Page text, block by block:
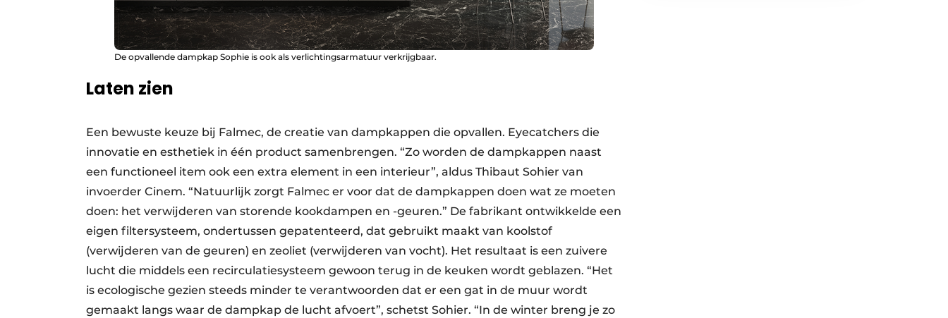
De opvallende dampkap Sophie is ook als verlichtingsarmatuur verkrijgbaar.
Laten zien
Een bewuste keuze bij Falmec, de creatie van dampkappen die opvallen. Eyecatchers die
innovatie en esthetiek in één product samenbrengen. “Zo worden de dampkappen naast
een functioneel item ook een extra element in een interieur”, aldus Thibaut Sohier van
invoerder Cinem. “Natuurlijk zorgt Falmec er voor dat de dampkappen doen wat ze moeten
doen: het verwijderen van storende kookdampen en -geuren.” De fabrikant ontwikkelde een
eigen filtersysteem, ondertussen gepatenteerd, dat gebruikt maakt van koolstof
(verwijderen van de geuren) en zeoliet (verwijderen van vocht). Het resultaat is een zuivere
lucht die middels een recirculatiesysteem gewoon terug in de keuken wordt geblazen. “Het
is ecologische gezien steeds minder te verantwoorden dat er een gat in de muur wordt
gemaakt langs waar de dampkap de lucht afvoert”, schetst Sohier. “In de winter breng je zo